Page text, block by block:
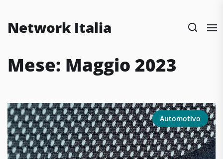
theNetwork Italia
Mese: Maggio 2023
Automotivo